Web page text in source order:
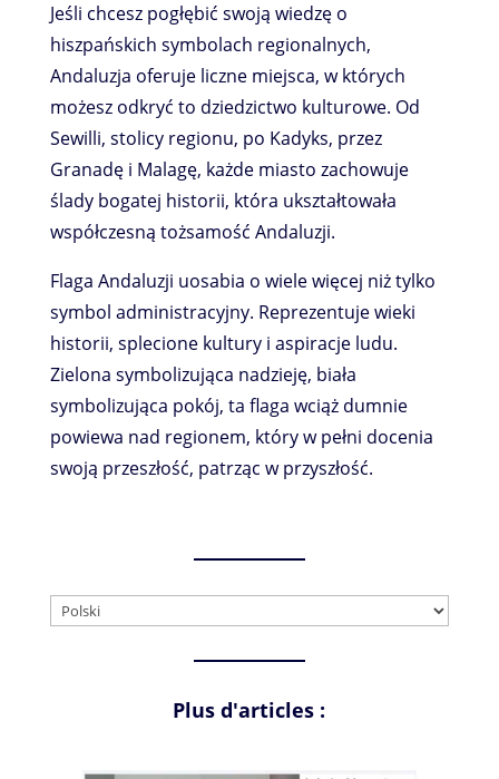
Jeśli chcesz pogłębić swoją wiedzę o
hiszpańskich symbolach regionalnych,
Andaluzja oferuje liczne miejsca, w których
możesz odkryć to dziedzictwo kulturowe. Od
Sewilli, stolicy regionu, po Kadyks, przez
Granadę i Malagę, każde miasto zachowuje
ślady bogatej historii, która ukształtowała
współczesną tożsamość Andaluzji.
Flaga Andaluzji uosabia o wiele więcej niż tylko
symbol administracyjny. Reprezentuje wieki
historii, splecione kultury i aspiracje ludu.
Zielona symbolizująca nadzieję, biała
symbolizująca pokój, ta flaga wciąż dumnie
powiewa nad regionem, który w pełni docenia
swoją przeszłość, patrząc w przyszłość.
Wybierz
Plus d'articles :